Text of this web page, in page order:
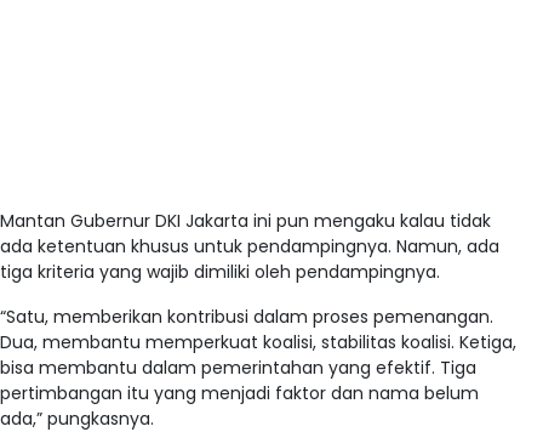
Mantan Gubernur DKI Jakarta ini pun mengaku kalau tidak
ada ketentuan khusus untuk pendampingnya. Namun, ada
tiga kriteria yang wajib dimiliki oleh pendampingnya.
“Satu, memberikan kontribusi dalam proses pemenangan.
Dua, membantu memperkuat koalisi, stabilitas koalisi. Ketiga,
bisa membantu dalam pemerintahan yang efektif. Tiga
pertimbangan itu yang menjadi faktor dan nama belum
ada,” pungkasnya.